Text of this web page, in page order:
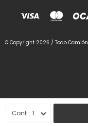
1
© Copyright 2026 / Todo Camión